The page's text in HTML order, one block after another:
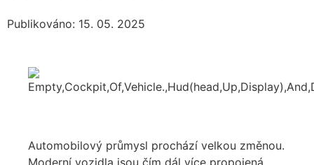
Publikováno: 15. 05. 2025
Automobilový průmysl prochází velkou změnou.